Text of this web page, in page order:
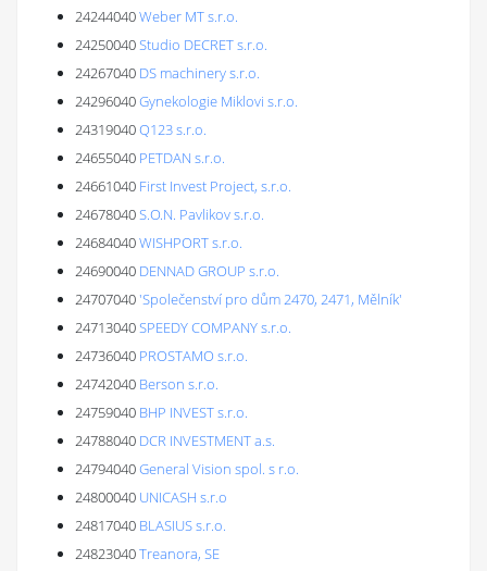
24244040Weber MT s.r.o.
24250040Studio DECRET s.r.o.
24267040 DS machinery s.r.o.
24296040Gynekologie Miklovi s.r.o.
24319040Q123 s.r.o.
24655040 PETDAN s.r.o.
24661040 First Invest Project, s.r.o.
24678040S.O.N. Pavlikov s.r.o.
24684040WISHPORT s.r.o.
24690040 DENNAD GROUP s.r.o.
24707040'Společenství pro dům 2470, 2471, Mělník'
24713040SPEEDY COMPANY s.r.o.
24736040 PROSTAMO s.r.o.
24742040 Berson s.r.o.
24759040 BHP INVEST s.r.o.
24788040 DCR INVESTMENT a.s.
24794040General Vision spol. s r.o.
24800040 UNICASH s.r.o
24817040 BLASIUS s.r.o.
24823040Treanora, SE